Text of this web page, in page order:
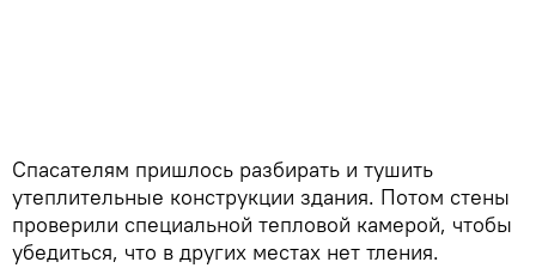
Спасателям пришлось разбирать и тушить
утеплительные конструкции здания. Потом стены
проверили специальной тепловой камерой, чтобы
убедиться, что в других местах нет тления.